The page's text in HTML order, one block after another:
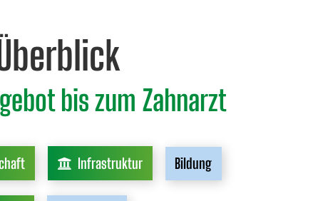
bis zum Zahnarzt
Infrastruktur Bildung